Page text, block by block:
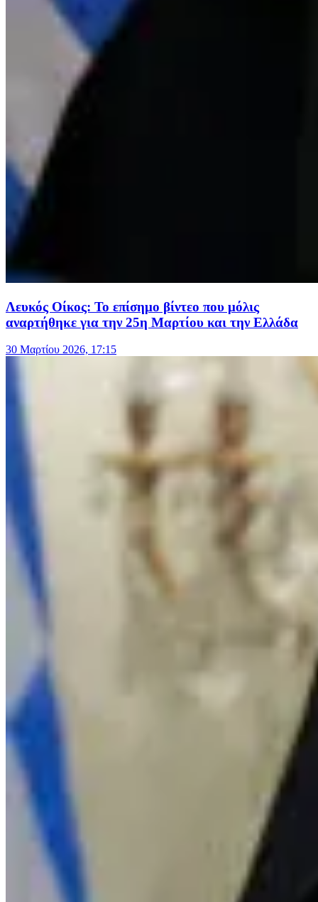
Λευκός Οίκος: Το επίσημο βίντεο που μόλις
αναρτήθηκε για την 25η Μαρτίου και την Ελλάδα
30 Μαρτίου 2026, 17:15